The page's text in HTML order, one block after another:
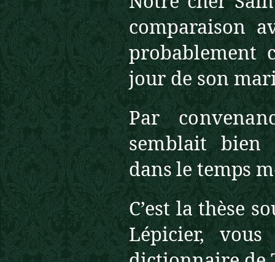
comparaison
probablement
jour de son
Par
semblait
dans le temps
C’est la thèse
Lépicier,